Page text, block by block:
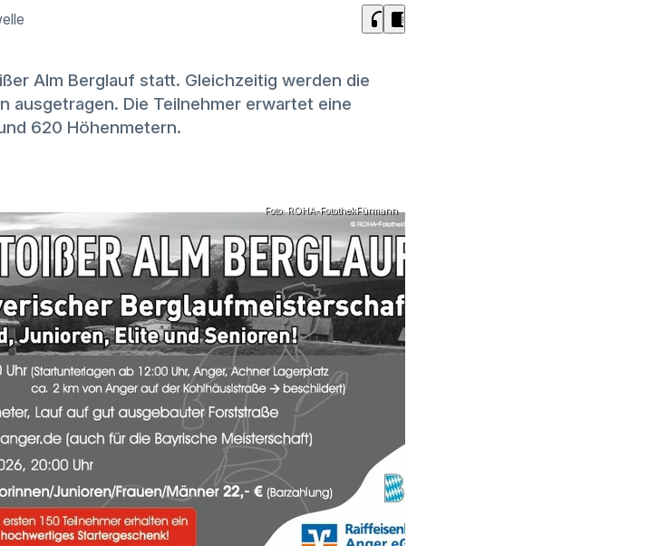
headphones chrome_reader_mode
Alm Berglauf statt. Gleichzeitig werden die
ausgetragen. Die Teilnehmer erwartet eine
620 Höhenmetern.
Foto: ROHA-FotothekFürmann